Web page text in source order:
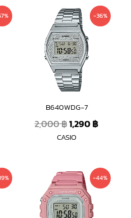
-36%
B640WDG-7
2,000฿
Original
price
was:
2,000 ฿.
1,290฿
Current
price
CASIO
฿.
-44%
Original
price
was:
1,590 ฿.
Current
price